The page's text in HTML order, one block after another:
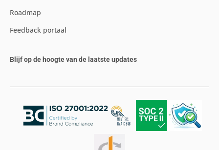
Roadmap
Feedback portaal
Blijf op de hoogte van de laatste updates